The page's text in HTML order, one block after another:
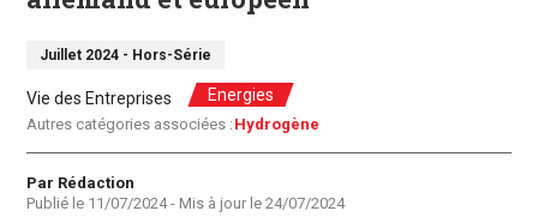
Juillet 2024 - Hors-Série
Vie des Entreprises Energies
Autres catégories associées : Hydrogène
Auteur
Par Rédaction
Publié le 11/07/2024- Mis à jour le 24/07/2024